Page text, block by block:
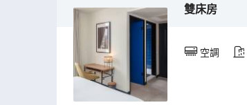
雙床房
空調